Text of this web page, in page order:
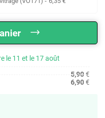
le 11 et le 17 août
5,90€
6,90€